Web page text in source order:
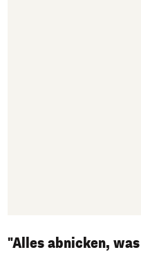
"Alles abnicken,